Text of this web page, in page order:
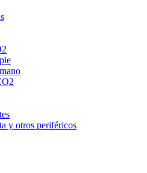
y otros periféricos